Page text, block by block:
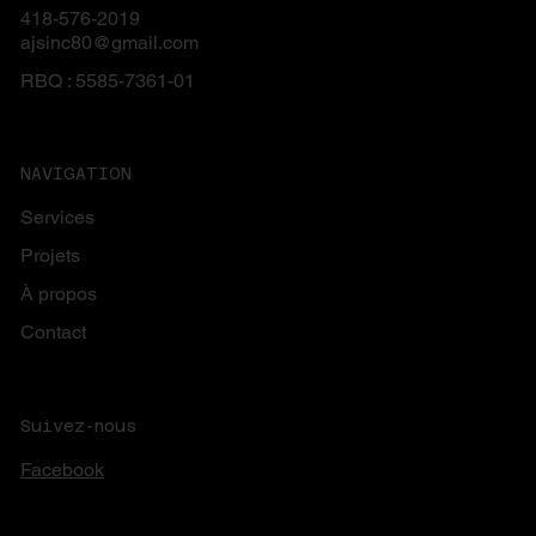
418-576-2019
ajsinc80@gmail.com
RBQ : 5585-7361-01
NAVIGATION
Services
Projets
À propos
Contact
Suivez-nous
Facebook